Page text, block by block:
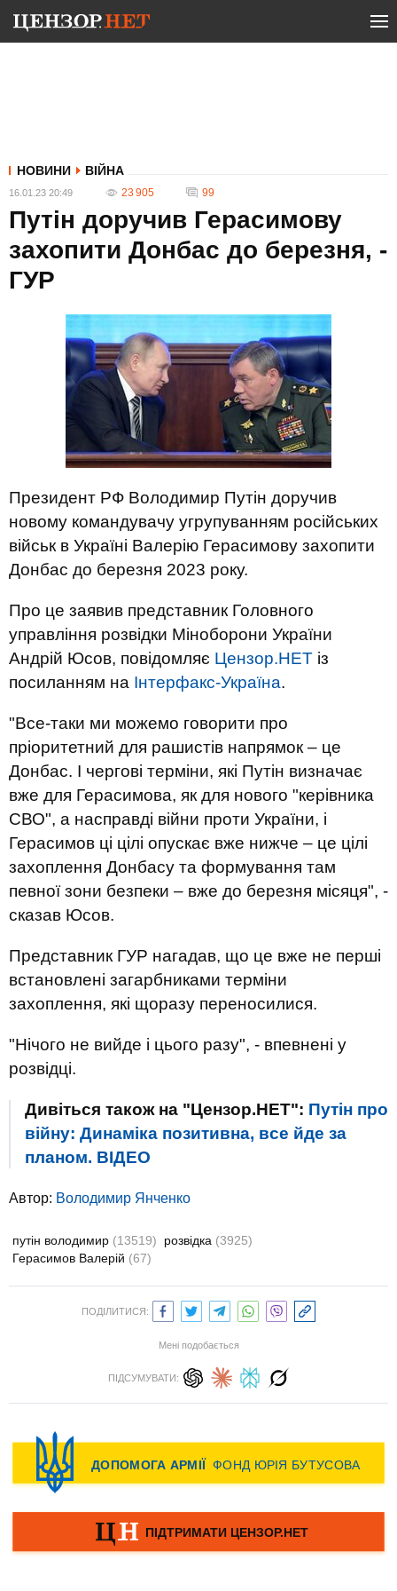
НОВИНИ ВІЙНА
16.01.23 20:49 23 905 99
Путін доручив Герасимову
захопити Донбас до березня, -
ГУР
Президент РФ Володимир Путін доручив
новому командувачу угрупуванням російських
військ в Україні Валерію Герасимову захопити
Донбас до березня 2023 року.
Про це заявив представник Головного
управління розвідки Міноборони України
Андрій Юсов, повідомляє Цензор.НЕТ із
посиланням на Інтерфакс-Україна.
"Все-таки ми можемо говорити про
пріоритетний для рашистів напрямок – це
Донбас. І чергові терміни, які Путін визначає
вже для Герасимова, як для нового "керівника
СВО", а насправді війни проти України, і
Герасимов ці цілі опускає вже нижче – це цілі
захоплення Донбасу та формування там
певної зони безпеки – вже до березня місяця", -
сказав Юсов.
Представник ГУР нагадав, що це вже не перші
встановлені загарбниками терміни
захоплення, які щоразу переносилися.
"Нічого не вийде і цього разу", - впевнені у
розвідці.
Дивіться також на "Цензор.НЕТ": Путін про
війну: Динаміка позитивна, все йде за
планом. ВIДЕО
Автор: Володимир Янченко
путін володимир (13519) розвідка (3925)
Герасимов Валерій (67)
ПОДІЛИТИСЯ:
Мені подобається
ПІДСУМУВАТИ: